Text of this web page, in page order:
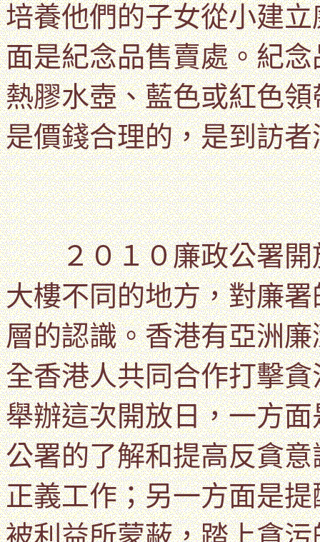
培養他們的子女從小建
面是紀念品售賣處。紀
熱膠水壺、藍色或紅色
是價錢合理的，是到訪
２０１０廉政公署開
大樓不同的地方，對廉
層的認識。香港有亞洲
全香港人共同合作打擊
舉辦這次開放日，一方
公署的了解和提高反貪
正義工作；另一方面是